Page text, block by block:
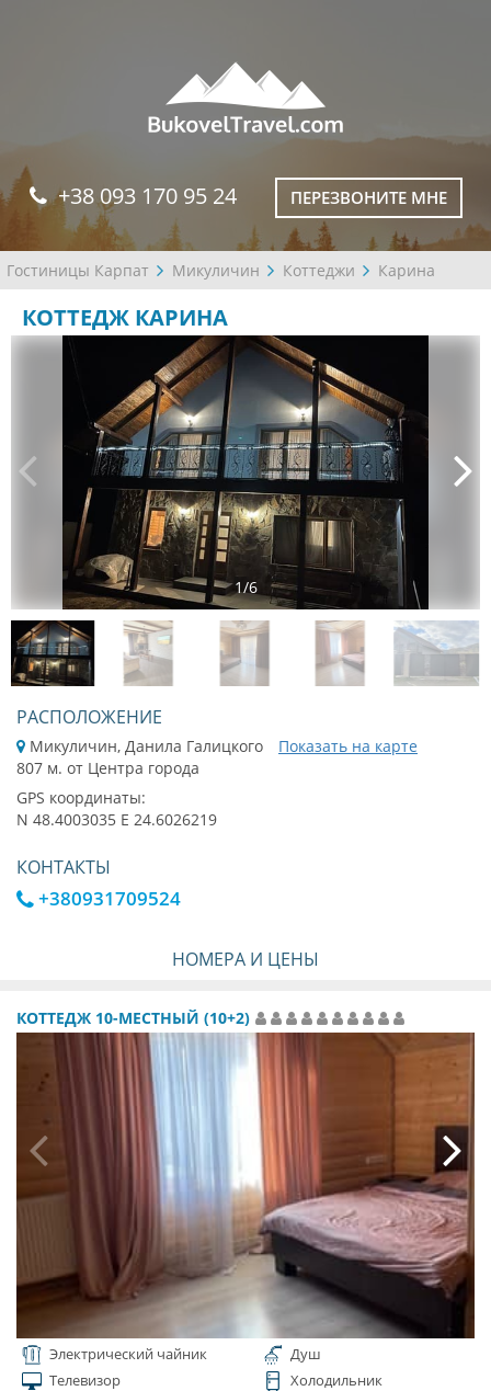
+38 093 170 95 24 ПЕРЕЗВОНИТЕ МНЕ
Гостиницы Карпат Микуличин Коттеджи Карина
КОТТЕДЖ КАРИНА
1/6
РАСПОЛОЖЕНИЕ
Микуличин, Данила Галицкого
Показать на карте
807 м. от Центра города
GPS координаты:
N 48.4003035 E 24.6026219
КОНТАКТЫ
+380931709524
НОМЕРА И ЦЕНЫ
КОТТЕДЖ 10-МЕСТНЫЙ (10+2)
Электрический чайник
Душ
Телевизор
Холодильник